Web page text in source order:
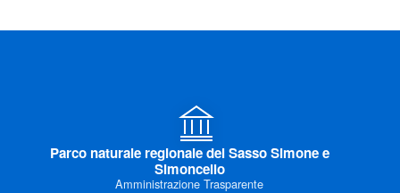
Parco naturale regionale del Sasso Simone e
Simoncello
Amministrazione Trasparente